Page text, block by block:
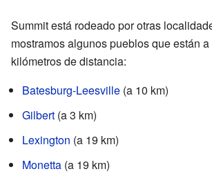
Summit está rodeado por otras
mostramos algunos pueblos que están
kilómetros de distancia:
Batesburg-Leesville (a 10 km)
Gilbert (a 3 km)
Lexington (a 19 km)
Monetta (a 19 km)